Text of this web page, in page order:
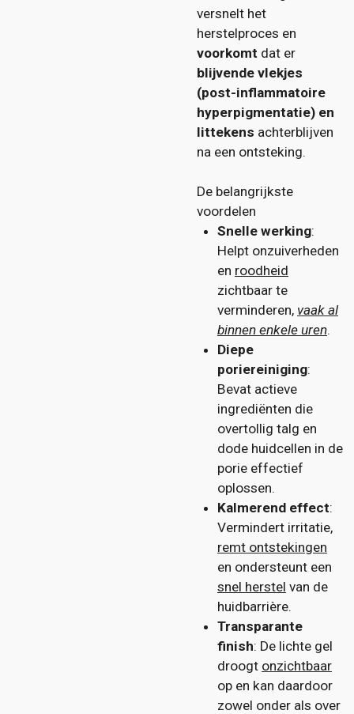
versnelt het
herstelproces en
voorkomt dat er
blijvende vlekjes
(post-inflammatoire
hyperpigmentatie) en
littekens achterblijven
na een ontsteking.
De belangrijkste
voordelen
Snelle werking:
Helpt onzuiverheden
en roodheid
zichtbaar te
verminderen, vaak al
binnen enkele uren.
Diepe
poriereiniging:
Bevat actieve
ingrediënten die
overtollig talg en
dode huidcellen in de
porie effectief
oplossen.
Kalmerend effect:
Vermindert irritatie,
remt ontstekingen
en ondersteunt een
snel herstel van de
huidbarrière.
Transparante
finish: De lichte gel
droogt onzichtbaar
op en kan daardoor
zowel onder als over